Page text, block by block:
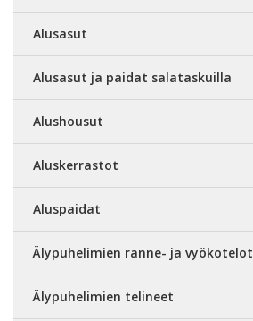
Alusasut
Alusasut ja paidat salataskuilla
Alushousut
Aluskerrastot
Aluspaidat
Älypuhelimien ranne- ja vyökotelot
Älypuhelimien telineet